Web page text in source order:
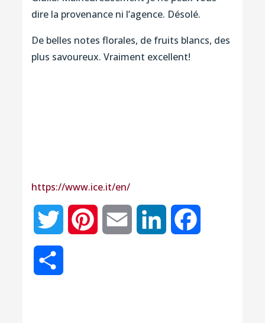
dire la provenance ni l’agence. Désolé.
De belles notes florales, de fruits blancs, des
plus savoureux. Vraiment excellent!
https://www.ice.it/en/
Twitter Pinterest Email LinkedIn